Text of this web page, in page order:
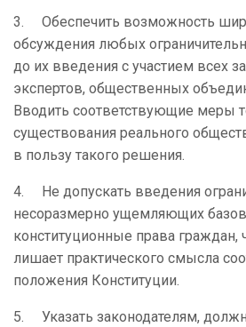
3. Обеспечить возможность
обсуждения любых
до их введения с участием всех
экспертов, общественных
Вводить соответствующие меры
существования реального
в пользу такого решения.
4. Не допускать введения
несоразмерно ущемляющих
конституционные права граждан,
лишает практического смысла
положения Конституции.
5. Указать законодателям,